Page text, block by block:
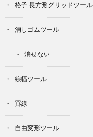
格子 長方形グリッドツール
消しゴムツール
消せない
線幅ツール
罫線
自由変形ツール